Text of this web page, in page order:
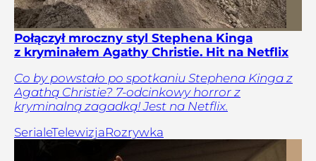
Połączył mroczny styl Stephena Kinga
z kryminałem Agathy Christie. Hit na Netflix
Co by powstało po spotkaniu Stephena Kinga z
Agathą Christie? 7-odcinkowy horror z
kryminalną zagadką! Jest na Netflix.
SerialeTelewizjaRozrywka